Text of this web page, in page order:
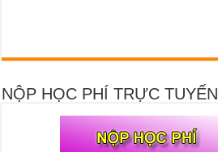
NỘP HỌC PHÍ TRỰC TUYẾN